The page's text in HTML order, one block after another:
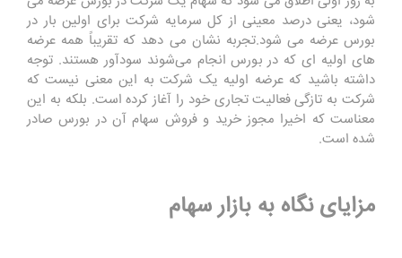
شود، یعنی درصد معینی از کل سرمایه شرکت برای اولین بار در
بورس عرضه می شود.تجربه نشان می دهد که تقریباً همه عرضه
های اولیه ای که در بورس انجام می‌‌شوند سودآور هستند. توجه
داشته باشید که عرضه اولیه یک شرکت به این معنی نیست که
شرکت به تازگی فعالیت تجاری خود را آغاز کرده است. بلکه به این
معناست که اخیرا مجوز خرید و فروش سهام آن در بورس صادر
شده است.
مزایای نگاه به بازار سهام